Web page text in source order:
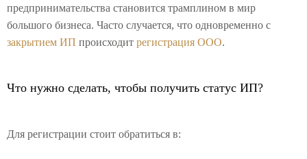
предпринимательства становится трамплином в мир
большого бизнеса. Часто случается, что одновременно с
закрытием ИП происходит регистрация ООО.
Что нужно сделать, чтобы получить статус ИП?
Для регистрации стоит обратиться в: